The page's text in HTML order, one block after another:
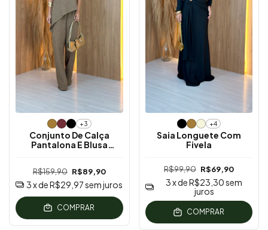
+3
Conjunto De Calça
Pantalona E Blusa
R$159,90 R$89,90
3x deR$29,97sem juros
COMPRAR
+4
Saia Longuete Com
Fivela
R$99,90 R$69,90
3x deR$23,30sem
juros
COMPRAR